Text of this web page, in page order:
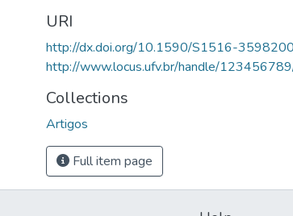
URI
http://dx.doi.org/10.1590/S1516-
http://www.locus.ufv.br/handle/
Collections
Artigos
Full item page